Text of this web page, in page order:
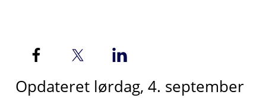
Opdateret lørdag, 4. september